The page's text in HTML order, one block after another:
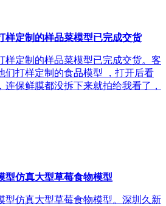
样定制的样品菜模型已完成交货
样定制的样品菜模型已完成交货。客
们打样定制的食品模型 ，打开后看
连保鲜膜都没拆下来就拍给我看了，
型仿真大型草莓食物模型
型仿真大型草莓食物模型。深圳久新